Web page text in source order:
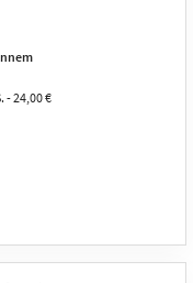
- 24,00 €